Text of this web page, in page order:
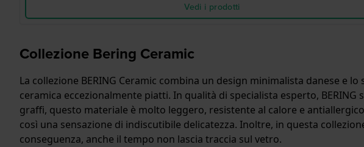
Vedi i prodotti
Collezione Bering Ceramic
La collezione BERING Ceramic combina un design minimalista danese e
ceramica eccezionalmente piatti. In qualità di specialista esperto,
graffi, questo materiale è molto leggero, resistente al calore e
così una sensazione di indiscutibile delicatezza. Inoltre, in questa
conseguenza, anche il tempo non lascia traccia sul vetro.